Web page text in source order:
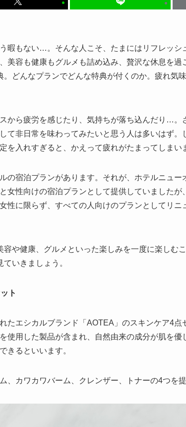
暇もない…。そんな人こそ、たまにはリフレッシ
美容も健康もグルメも詰め込み、贅沢な休息を過
どんなプランでどんな特典が付くのか。疲れ気
から疲労を感じたり、気持ちが落ち込んだり…。
て非日常を味わってみたいと思う人は多いはず。
を入れすぎると、かえって疲れがたまってしまい
の宿泊プランがあります。それが、ホテルニュー
女性向けの宿泊プランとして提供していましたが
性に限らず、すべての人向けのプランとしてリニ
や健康、グルメといった楽しみを一度に楽しむ
いきましょう。
ト
たエシカルブランド「AOTEA」のスキンケア4点
使用した製品が含まれ、自然由来の成分が肌を優
きるといいます。
、カワカワバーム、クレンザー、トナーの4つを提